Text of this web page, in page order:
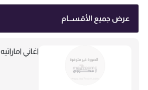
عرض جميع الأقســام
اغاني اماراتيه